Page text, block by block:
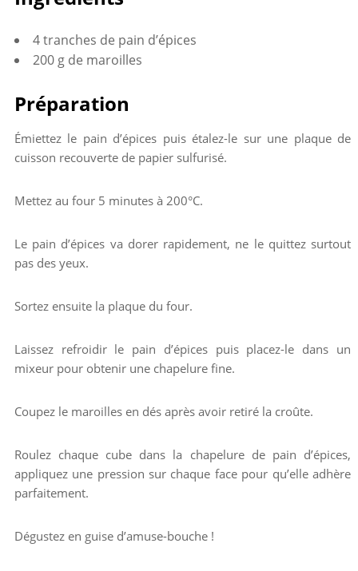
sur
Google+
it
4 tranches de pain d’épices
200 g de maroilles
Préparation
Émiettez le pain d’épices puis étalez-le sur une plaque de
cuisson recouverte de papier sulfurisé.
Mettez au four 5 minutes à 200°C.
Le pain d’épices va dorer rapidement, ne le quittez surtout
pas des yeux.
Sortez ensuite la plaque du four.
Laissez refroidir le pain d’épices puis placez-le dans un
mixeur pour obtenir une chapelure fine.
Coupez le maroilles en dés après avoir retiré la croûte.
Roulez chaque cube dans la chapelure de pain d’épices,
appliquez une pression sur chaque face pour qu’elle adhère
parfaitement.
Dégustez en guise d’amuse-bouche !